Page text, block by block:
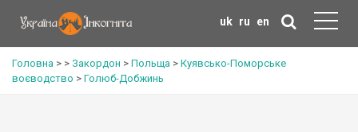
uk ru en
Головна > > Закордон > Польща > Куявсько-Поморське
воєводство > Голюб-Добжинь